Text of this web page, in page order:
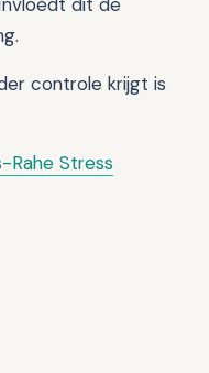
controle krijgt is
Rahe Stress